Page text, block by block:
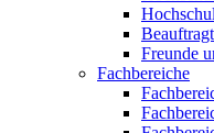
Freunde
Fachbereiche